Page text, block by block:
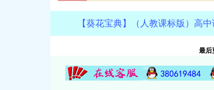
【葵花宝典】（人教课标版）高
最后